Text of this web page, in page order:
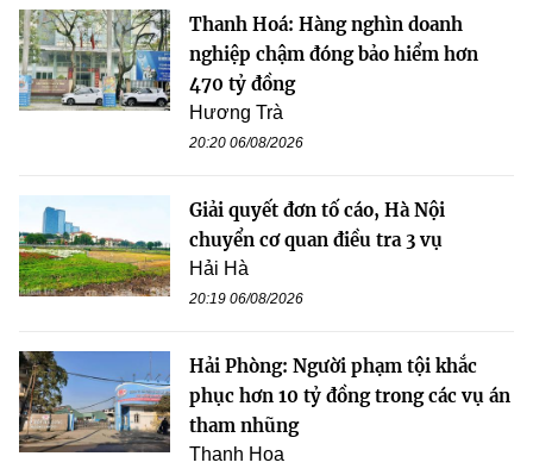
Thanh Hoá: Hàng nghìn doanh
nghiệp chậm đóng bảo hiểm hơn
470 tỷ đồng
Hương Trà
20:20 06/08/2026
Giải quyết đơn tố cáo, Hà Nội
chuyển cơ quan điều tra 3 vụ
Hải Hà
20:19 06/08/2026
Hải Phòng: Người phạm tội khắc
phục hơn 10 tỷ đồng trong các vụ án
tham nhũng
Thanh Hoa